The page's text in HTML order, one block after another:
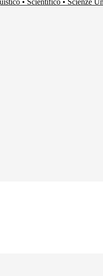
• Scientifico • Scienze